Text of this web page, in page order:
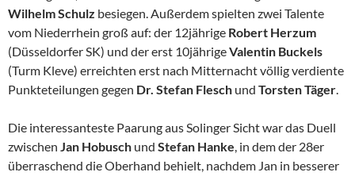
Wilhelm Schulz besiegen. Außerdem spielten zwei Talente
vom Niederrhein groß auf: der 12jährige Robert Herzum
(Düsseldorfer SK) und der erst 10jährigeValentin Buckels
(Turm Kleve) erreichten erst nach Mitternacht völlig verdiente
Punkteteilungen gegen Dr. Stefan Flesch und Torsten Täger.
Die interessanteste Paarung aus Solinger Sicht war das Duell
zwischen Jan Hobusch und Stefan Hanke, in dem der 28er
überraschend die Oberhand behielt, nachdem Jan in besserer